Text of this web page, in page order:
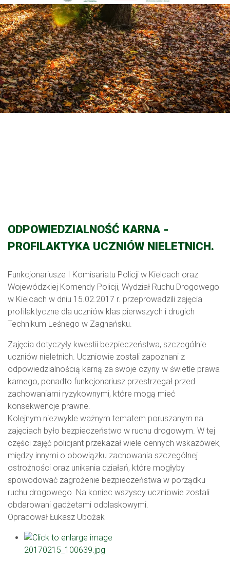
ODPOWIEDZIALNOŚĆ KARNA -
PROFILAKTYKA UCZNIÓW NIELETNICH.
Funkcjonariusze I Komisariatu Policji w Kielcach oraz
Wojewódzkiej Komendy Policji, Wydział Ruchu Drogowego
w Kielcach w dniu 15.02.2017 r. przeprowadzili zajęcia
profilaktyczne dla uczniów klas pierwszych i drugich
Technikum Leśnego w Zagnańsku.
Zajęcia dotyczyły kwestii bezpieczeństwa, szczególnie
uczniów nieletnich. Uczniowie zostali zapoznani z
odpowiedzialnością karną za swoje czyny w świetle prawa
karnego, ponadto funkcjonariusz przestrzegał przed
zachowaniami ryzykownymi, które mogą mieć
konsekwencje prawne.
Kolejnym niezwykle ważnym tematem poruszanym na
zajęciach było bezpieczeństwo w ruchu drogowym. W tej
części zajęć policjant przekazał wiele cennych wskazówek,
między innymi o obowiązku zachowania szczególnej
ostrożności oraz unikania działań, które mogłyby
spowodować zagrożenie bezpieczeństwa w porządku
ruchu drogowego. Na koniec wszyscy uczniowie zostali
obdarowani gadżetami odblaskowymi.
Opracował Łukasz Ubożak